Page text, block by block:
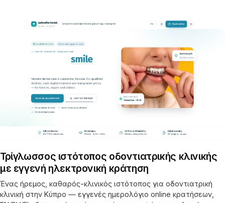
Τρίγλωσσος ιστότοπος οδοντιατρικής κλινικής
με εγγενή ηλεκτρονική κράτηση
Ένας ήρεμος, καθαρός-κλινικός ιστότοπος για οδοντιατρική
κλινική στην Κύπρο — εγγενές ημερολόγιο online κρατήσεων,